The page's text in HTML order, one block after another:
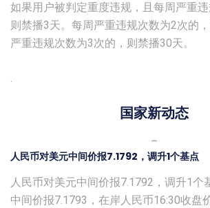
如果用户被判定重度违规，且每周严重违
则禁播3天。每周严重违规次数为2次的
严重违规次数为3次的，则禁播30天。
.
国家新动态
–
人民币对美元中间价报7.1792，调升1个基点
人民币对美元中间价报7.1792，调升1个
中间价报7.1793，在岸人民币16:30收盘